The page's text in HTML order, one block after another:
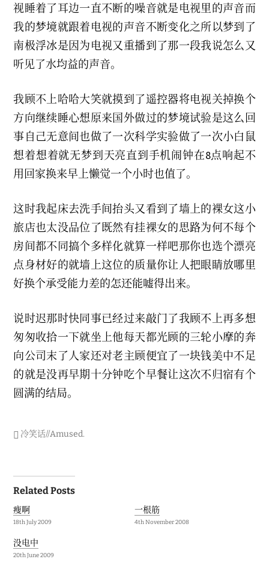
视睡着了耳边一直不断的噪音就是电视里的声音而
我的梦境就跟着电视的声音不断变化之所以梦到了
南极浮冰是因为电视又重播到了那一段我说怎么又
听见了水均益的声音。
我顾不上哈哈大笑就摸到了遥控器将电视关掉换个
方向继续睡心想原来国外做过的梦境试验是这么回
事自己无意间也做了一次科学实验做了一次小白鼠
想着想着就无梦到天亮直到手机闹钟在8点响起不
用回家换来早上懒觉一个小时也值了。
这时我起床去洗手间抬头又看到了墙上的裸女这小
旅店也太没品位了既然有挂裸女的思路为何不每个
房间都不同搞个多样化就算一样吧那你也选个漂亮
点身材好的就墙上这位的质量你让人把眼睛放哪里
好换个承受能力差的怎还能嘘得出来。
说时迟那时快同事已经过来敲门了我顾不上再多想
匆匆收拾一下就坐上他每天都光顾的三轮小摩的奔
向公司末了人家还对老主顾便宜了一块钱美中不足
的就是没再早期十分钟吃个早餐让这次不归宿有个
圆满的结局。
冷笑话//Amused.
Post
navigation
Related Posts
瘦啊
18th July 2009
一根筋
4th November 2008
没电中
20th June 2009